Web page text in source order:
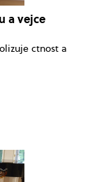
a vejce
ctnost a